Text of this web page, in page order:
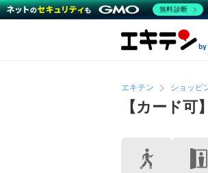
エキテン ショッピ
【カード
無料診断